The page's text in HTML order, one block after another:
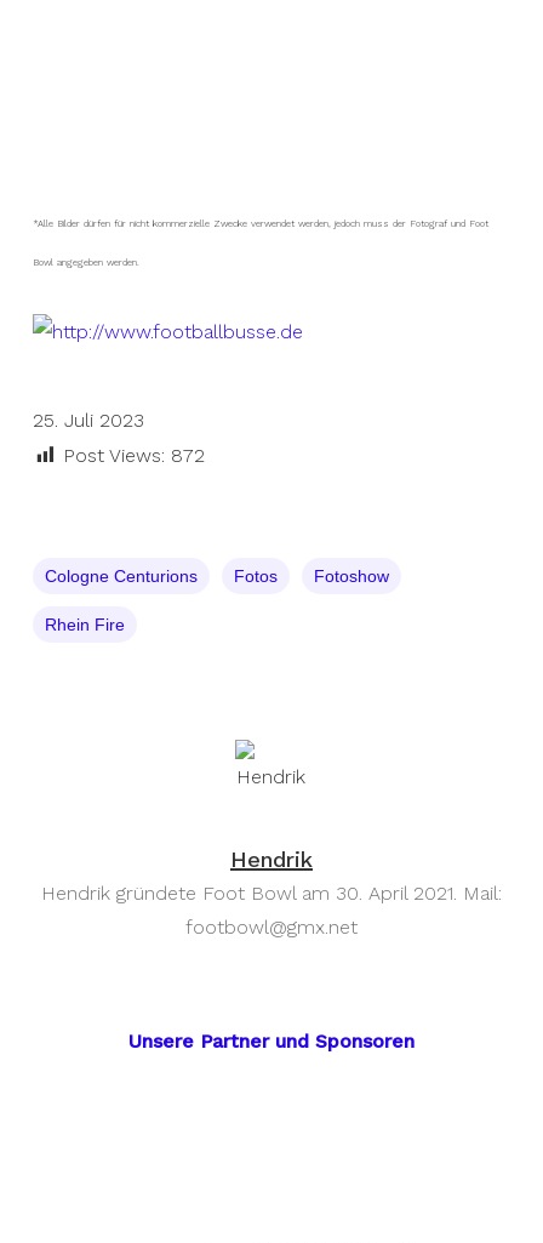
*Alle Bilder dürfen für nicht kommerzielle Zwecke verwendet werden, jedoch muss der Fotograf und Foot
Bowl angegeben werden.
25. Juli 2023
Post Views: 872
Cologne Centurions Fotos Fotoshow
Rhein Fire
Hendrik
Hendrik gründete Foot Bowl am 30. April 2021. Mail:
footbowl@gmx.net
Unsere Partner und Sponsoren